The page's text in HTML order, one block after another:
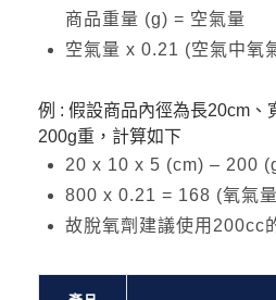
商品重量 (g) = 空氣量
空氣量 x 0.21 (空氣中氧
例 : 假設商品內徑為長20cm、
200g重，計算如下
20 x 10 x 5 (cm) – 200
800 x 0.21 = 168 (氧氣
故脫氧劑建議使用200cc